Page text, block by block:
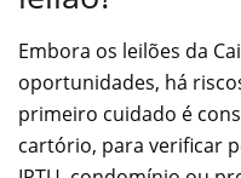
Embora os leilões da
oportunidades, há
primeiro cuidado é
cartório, para verificar